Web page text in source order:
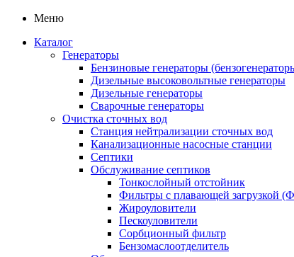
Меню
Каталог
Генераторы
Бензиновые генераторы
Дизельные высоковольтные генераторы
Дизельные генераторы
Сварочные генераторы
Очистка сточных вод
Станция нейтрализации сточных вод
Канализационные насосные станции
Септики
Обслуживание септиков
Тонкослойный отстойник
Фильтры с плавающей загрузкой
Жироуловители
Пескоуловители
Сорбционный фильтр
Бензомаслоотделитель